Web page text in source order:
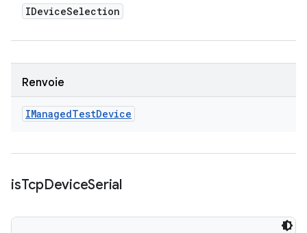
IDeviceSelection
Renvoie
IManagedTestDevice
isTcpDeviceSerial